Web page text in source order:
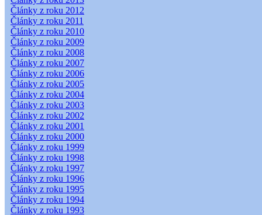
Články z roku 2012
Články z roku 2011
Články z roku 2010
Články z roku 2009
Články z roku 2008
Články z roku 2007
Články z roku 2006
Články z roku 2005
Články z roku 2004
Články z roku 2003
Články z roku 2002
Články z roku 2001
Články z roku 2000
Články z roku 1999
Články z roku 1998
Články z roku 1997
Články z roku 1996
Články z roku 1995
Články z roku 1994
Články z roku 1993